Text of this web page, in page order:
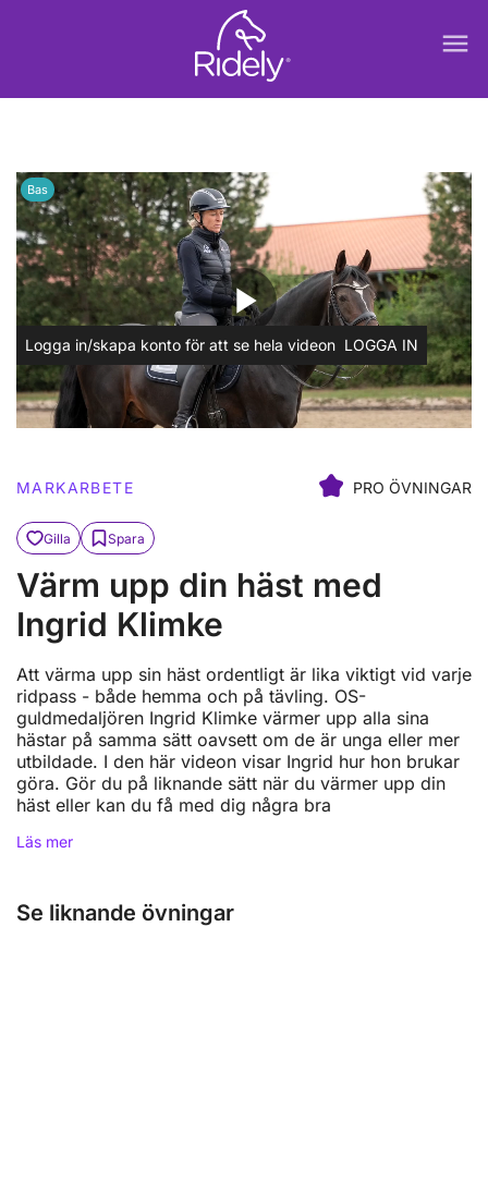
menu
play_arrow
Bas
Logga in/skapa konto för att se hela videon LOGGA IN
MARKARBETE PRO ÖVNINGAR
Gilla Spara
Värm upp din häst med
Ingrid Klimke
Att värma upp sin häst ordentligt är lika viktigt vid varje
ridpass - både hemma och på tävling. OS-
guldmedaljören Ingrid Klimke värmer upp alla sina
hästar på samma sätt oavsett om de är unga eller mer
utbildade. I den här videon visar Ingrid hur hon brukar
göra. Gör du på liknande sätt när du värmer upp din
häst eller kan du få med dig några bra
Läs mer
Se liknande övningar